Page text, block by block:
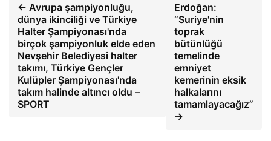
← Avrupa şampiyonluğu,
dünya ikinciliği ve Türkiye
Halter Şampiyonası'nda
birçok şampiyonluk elde eden
Nevşehir Belediyesi halter
takımı, Türkiye Gençler
Kulüpler Şampiyonası'nda
takım halinde altıncı oldu –
SPORT
Erdoğan:
“Suriye'nin
toprak
bütünlüğü
temelinde
emniyet
kemerinin eksik
halkalarını
tamamlayacağız”
→